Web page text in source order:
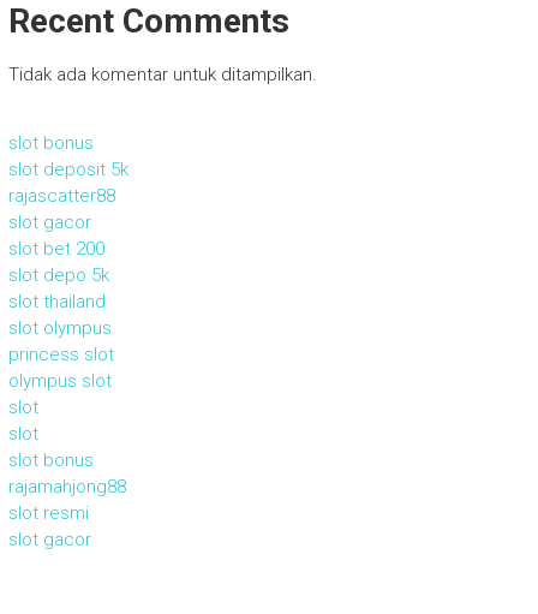
Recent Comments
Tidak ada komentar untuk ditampilkan.
slot bonus
slot deposit 5k
rajascatter88
slot gacor
slot bet 200
slot depo 5k
slot thailand
slot olympus
princess slot
olympus slot
slot
slot
slot bonus
rajamahjong88
slot resmi
slot gacor